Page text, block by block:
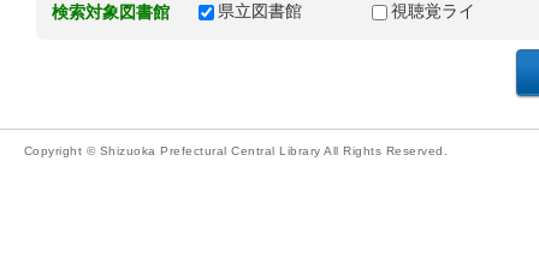
検索対象図書館 県立図書館 視聴覚ライ
Copyright © Shizuoka Prefectural Central Library All Rights Reserved.